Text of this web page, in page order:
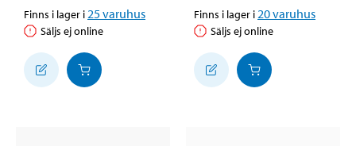
Finns i lager i 25varuhus
Säljs ej online
Finns i lager i 20varuhus
Säljs ej online